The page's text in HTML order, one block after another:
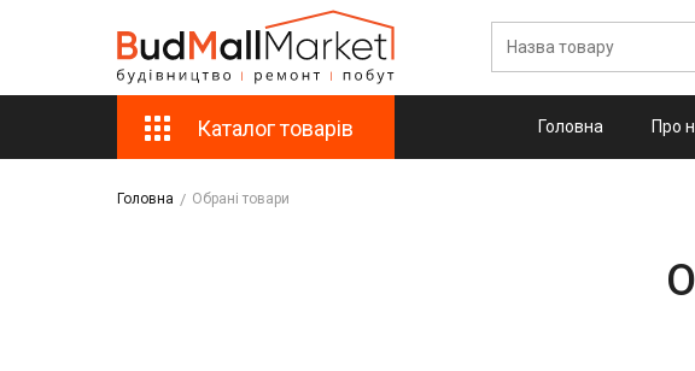
Каталог товарів Головна Про
Головна Обрані товари